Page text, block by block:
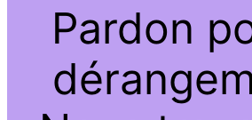
Pardon